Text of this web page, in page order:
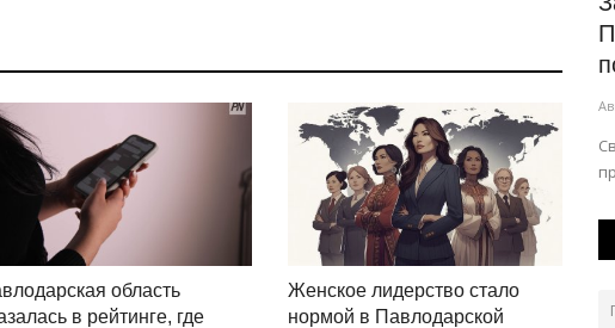
область
в рейтинге, где
Женское лидерство стало
нормой в Павлодарской
быстро
Авг 5, 2026 0 179
Ситуация необычна в том числе и в мировой практике.